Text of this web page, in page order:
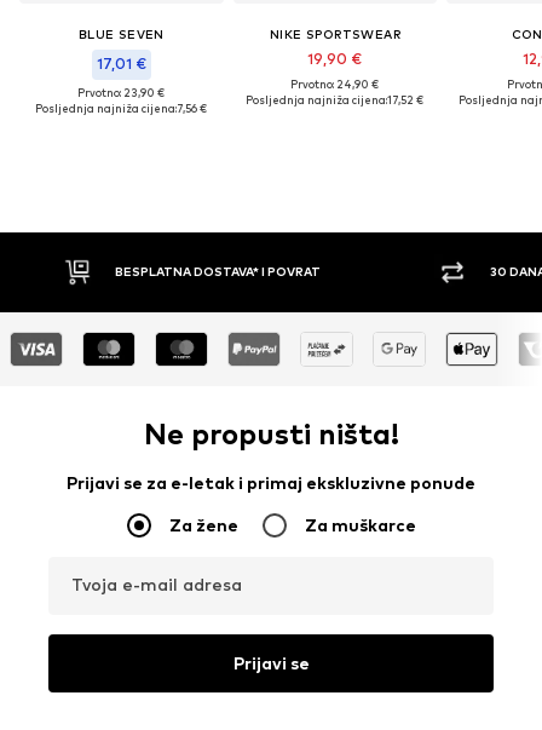
BLUE SEVEN
17,01 €
Prvotno: 23,90 €
Posljednja najniža cijena:7,56 €
NIKE SPORTSWEAR
19,90 €
Prvotno: 24,90 €
Posljednja najniža cijena:17,52 €
Posljednja
DOSTAVA* I POVRAT 30 DANA PRAVO NA
Ne propusti ništa!
Prijavi se za e-letak i primaj ekskluzivne ponude
Za žene Za muškarce
Tvoja e-mail adresa
Prijavi se